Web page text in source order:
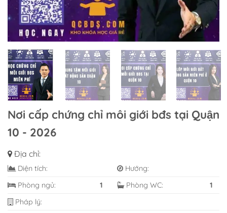
Nơi cấp chứng chỉ môi giới bđs tại Quận
10 - 2026
Địa chỉ:
Diện tích:
Hướng:
Phòng ngủ:
1 Phòng WC:
1
Pháp lý: